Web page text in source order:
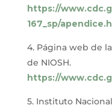
https://
167_sp/
4. Página web de
de NIOSH.
https://
5. Instituto